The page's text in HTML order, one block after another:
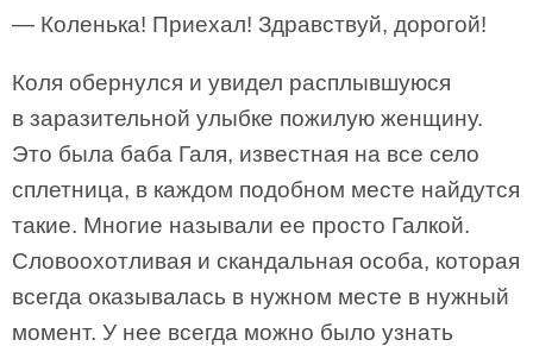
— Коленька! Приехал! Здравствуй, дорогой!
Коля обернулся и увидел расплывшуюся
в заразительной улыбке пожилую женщину.
Это была баба Галя, известная на все село
сплетница, в каждом подобном месте найдутся
такие. Многие называли ее просто Галкой.
Словоохотливая и скандальная особа, которая
всегда оказывалась в нужном месте в нужный
момент. У нее всегда можно было узнать